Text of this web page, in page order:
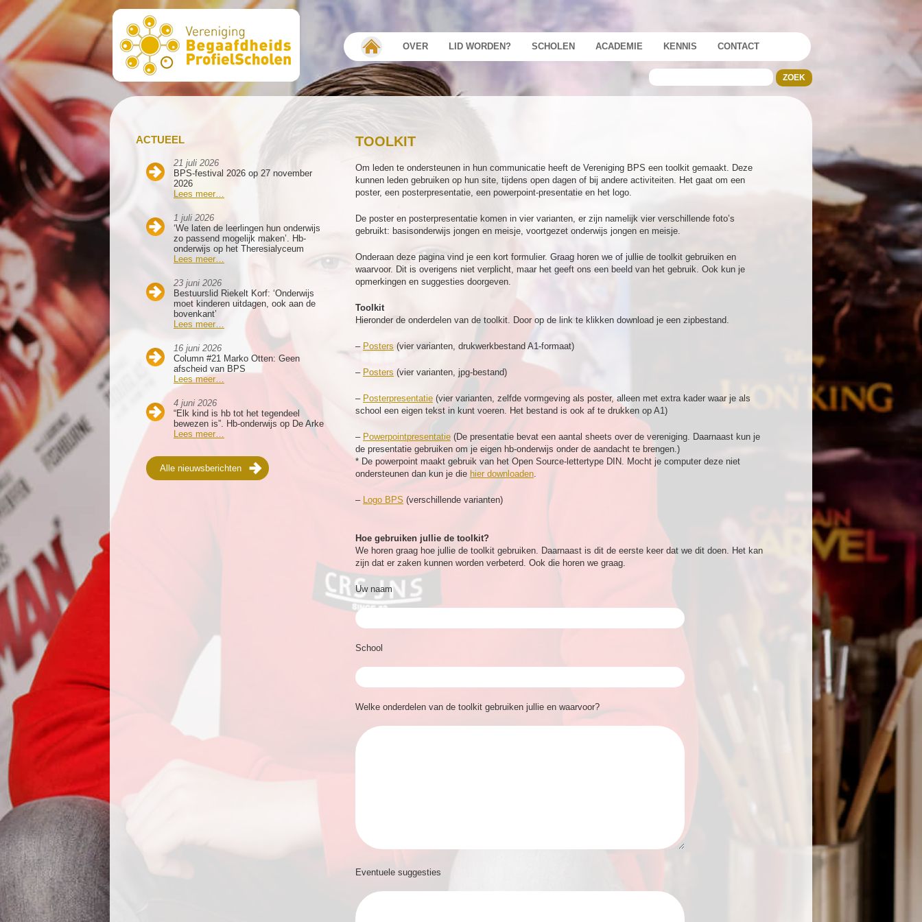
OVER LID WORDEN? SCHOLEN ACADEMIE KENNIS CONTACT
ACTUEEL
21 juli 2026
BPS-festival 2026 op 27 november
2026
Lees meer…
1 juli 2026
‘We laten de leerlingen hun onderwijs
zo passend mogelijk maken’. Hb-
onderwijs op het Theresialyceum
Lees meer…
23 juni 2026
Bestuurslid Riekelt Korf: ‘Onderwijs
moet kinderen uitdagen, ook aan de
bovenkant’
Lees meer…
16 juni 2026
Column #21 Marko Otten: Geen
afscheid van BPS
Lees meer…
4 juni 2026
“Elk kind is hb tot het tegendeel
bewezen is”. Hb-onderwijs op De Arke
Lees meer…
Alle nieuwsberichten
TOOLKIT
Om leden te ondersteunen in hun communicatie heeft de Vereniging BPS een toolkit gemaakt. Deze
kunnen leden gebruiken op hun site, tijdens open dagen of bij andere activiteiten. Het gaat om een
poster, een posterpresentatie, een powerpoint-presentatie en het logo.
De poster en posterpresentatie komen in vier varianten, er zijn namelijk vier verschillende foto’s
gebruikt: basisonderwijs jongen en meisje, voortgezet onderwijs jongen en meisje.
Onderaan deze pagina vind je een kort formulier. Graag horen we of jullie de toolkit gebruiken en
waarvoor. Dit is overigens niet verplicht, maar het geeft ons een beeld van het gebruik. Ook kun je
opmerkingen en suggesties doorgeven.
Toolkit
Hieronder de onderdelen van de toolkit. Door op de link te klikken download je een zipbestand.
– Posters (vier varianten, drukwerkbestand A1-formaat)
– Posters (vier varianten, jpg-bestand)
– Posterpresentatie (vier varianten, zelfde vormgeving als poster, alleen met extra kader waar je als
school een eigen tekst in kunt voeren. Het bestand is ook af te drukken op A1)
– Powerpointpresentatie (De presentatie bevat een aantal sheets over de vereniging. Daarnaast kun je
de presentatie gebruiken om je eigen hb-onderwijs onder de aandacht te brengen.)
* De powerpoint maakt gebruik van het Open Source-lettertype DIN. Mocht je computer deze niet
ondersteunen dan kun je die hier downloaden.
– Logo BPS (verschillende varianten)
Hoe gebruiken jullie de toolkit?
We horen graag hoe jullie de toolkit gebruiken. Daarnaast is dit de eerste keer dat we dit doen. Het kan
zijn dat er zaken kunnen worden verbeterd. Ook die horen we graag.
Uw naam
School
Welke onderdelen van de toolkit gebruiken jullie en waarvoor?
Eventuele suggesties